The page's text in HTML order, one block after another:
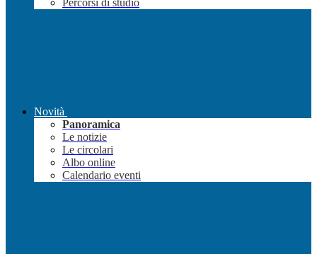
Percorsi di studio
Novità
Panoramica
Le notizie
Le circolari
Albo online
Calendario eventi